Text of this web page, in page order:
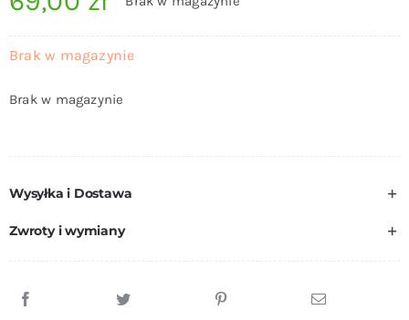
Brak w magazynie
Brak w magazynie
Wysyłka i Dostawa
Zwroty i wymiany